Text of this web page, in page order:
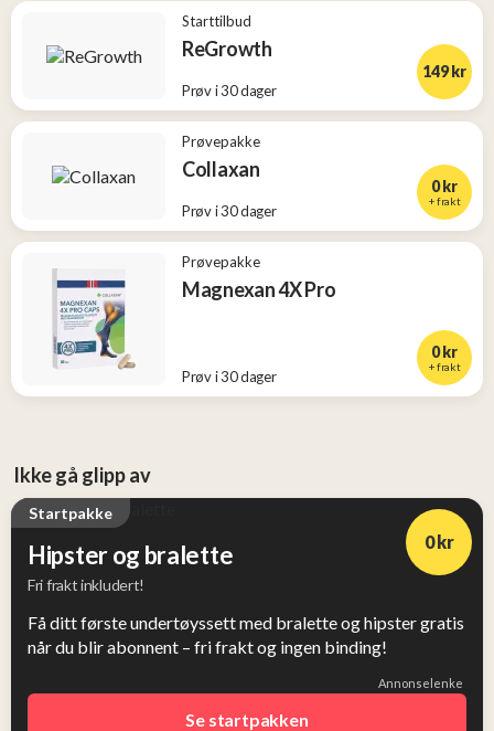
Starttilbud
ReGrowth
Prøv i 30 dager
149 kr
Prøvepakke
Collaxan
Prøv i 30 dager
0 kr
+ frakt
Prøvepakke
Magnexan 4X Pro
Prøv i 30 dager
0 kr
+ frakt
Ikke gå glipp av
Startpakke
Hipster og bralette
Fri frakt inkludert!
0 kr
Få ditt første undertøyssett med bralette og hipster gratis
når du blir abonnent – fri frakt og ingen binding!
Annonselenke
Se startpakken